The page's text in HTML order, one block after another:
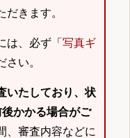
きます。
、必ず「 写真ギ
さい。
いたしており、状
かかる場合がご
、審査内容などに